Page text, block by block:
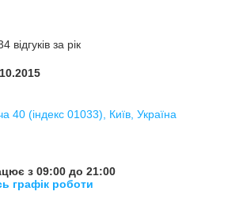
відгуків за рік
40 (індекс 01033), Київ, Україна
з 09:00 до 21:00
графік роботи